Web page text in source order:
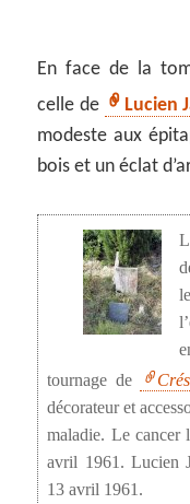
En face de la
celle de
Lucien
modeste aux
bois et un éclat
tournage de
décorateur et
maladie. Le cancer
avril 1961. Lucien
13 avril 1961.